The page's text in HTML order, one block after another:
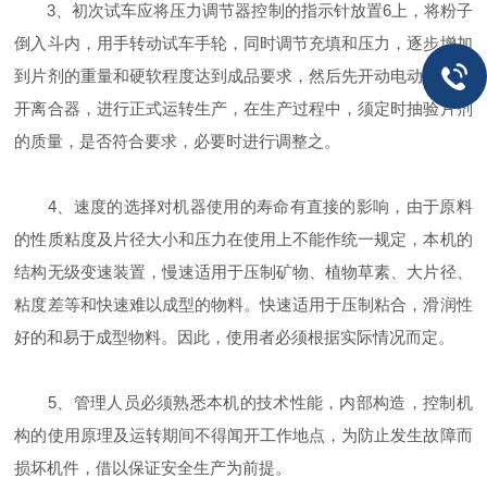
3、初次试车应将压力调节器控制的指示针放置6上，将粉子
倒入斗内，用手转动试车手轮，同时调节充填和压力，逐步增加
到片剂的重量和硬软程度达到成品要求，然后先开动电动机，再
开离合器，进行正式运转生产，在生产过程中，须定时抽验片剂
的质量，是否符合要求，必要时进行调整之。
4、速度的选择对机器使用的寿命有直接的影响，由于原料
的性质粘度及片径大小和压力在使用上不能作统一规定，本机的
结构无级变速装置，慢速适用于压制矿物、植物草素、大片径、
粘度差等和快速难以成型的物料。快速适用于压制粘合，滑润性
好的和易于成型物料。因此，使用者必须根据实际情况而定。
5、管理人员必须熟悉本机的技术性能，内部构造，控制机
构的使用原理及运转期间不得闻开工作地点，为防止发生故障而
损坏机件，借以保证安全生产为前提。